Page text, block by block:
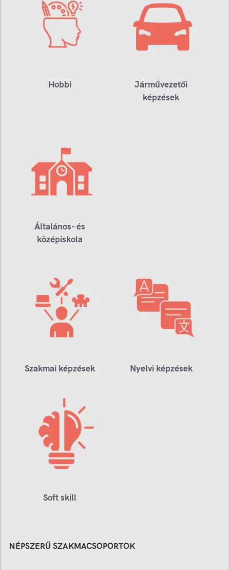
Hobbi
Járművezetői
képzések
Általános- és
középiskola
Szakmai képzések Nyelvi képzések
Soft skill
NÉPSZERŰ SZAKMACSOPORTOK